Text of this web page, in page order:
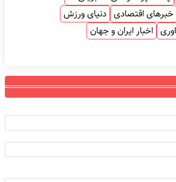
خبرهای اقتصادی دنیای ورزش
اخبار ایران و جهان